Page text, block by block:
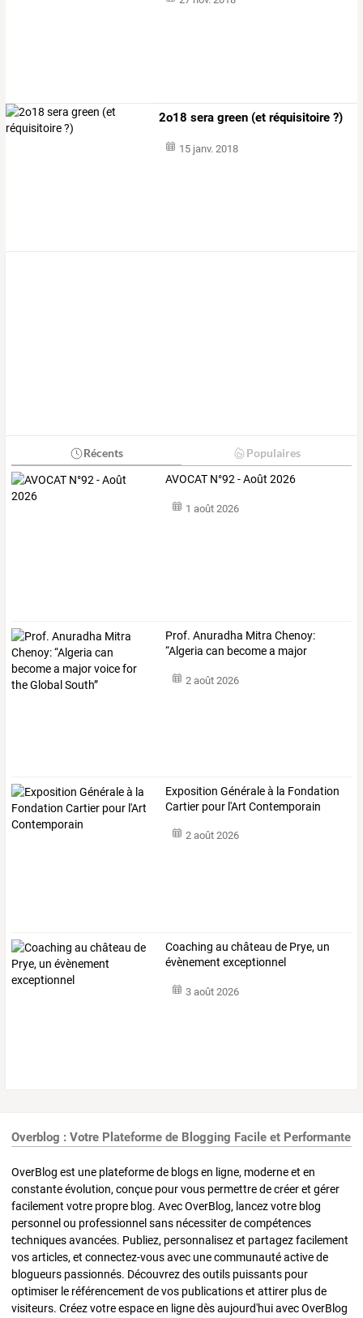
2o18 sera green (et réquisitoire ?)
15 janv. 2018
Récents Populaires
AVOCAT N°92 - Août 2026
1 août 2026
Prof. Anuradha Mitra Chenoy:
“Algeria can becomea major
2 août 2026
Exposition Générale à la Fondation
Cartier pour l'Art Contemporain
2 août 2026
Coaching au château de Prye, un
évènement exceptionnel
3 août 2026
Overblog : Votre Plateforme de Blogging Facile et Performante
OverBlog est une plateforme de blogs en ligne, moderne et en
constante évolution, conçue pour vous permettre de créer et gérer
facilement votre propre blog. Avec OverBlog, lancez votre blog
personnel ou professionnel sans nécessiter de compétences
techniques avancées. Publiez, personnalisez et partagez facilement
vos articles, et connectez-vous avec une communauté active de
blogueurs passionnés. Découvrez des outils puissants pour
optimiser le référencement de vos publications et attirer plus de
visiteurs. Créez votre espace en ligne dès aujourd'hui avec OverBlog